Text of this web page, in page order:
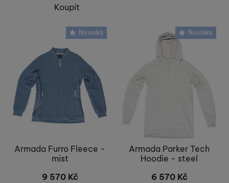
Koupit
Novinka
Armada Furro Fleece -
mist
9 570 Kč
Novinka
Armada Parker Tech
Hoodie - steel
6 570 Kč